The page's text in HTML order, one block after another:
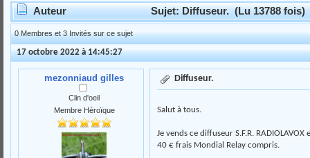
Auteur Sujet: Diffuseur. (Lu 13788 fois)
0 Membres et 3 Invités sur ce sujet
17 octobre 2022 à 14:45:27
mezonniaud gilles
Clin d'oeil
Membre Héroïque
Diffuseur.
Salut à tous.
Je vends ce diffuseur S.F.R.
40 € frais Mondial Relay compris.